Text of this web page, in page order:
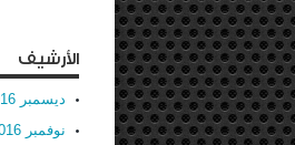
الأرشيف
ديسمبر 2016
نوفمبر 2016